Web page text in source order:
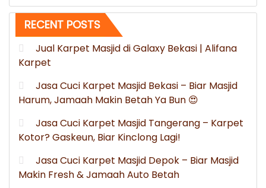
RECENT POSTS
Jual Karpet Masjid di Galaxy Bekasi | Alifana
Karpet
Jasa Cuci Karpet Masjid Bekasi – Biar Masjid
Harum, Jamaah Makin Betah Ya Bun 😍
Jasa Cuci Karpet Masjid Tangerang – Karpet
Kotor? Gaskeun, Biar Kinclong Lagi!
Jasa Cuci Karpet Masjid Depok – Biar Masjid
Makin Fresh & Jamaah Auto Betah